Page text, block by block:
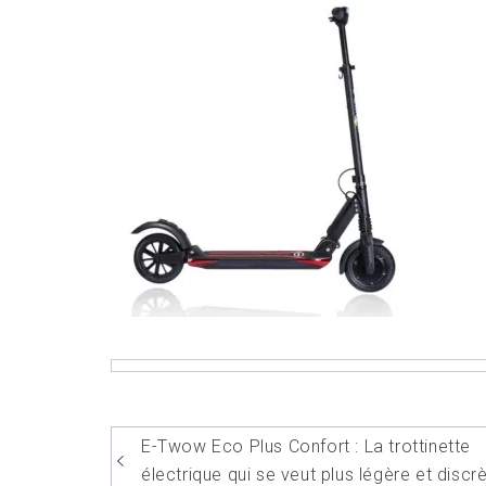
Navigation
E-Twow Eco Plus Confort : La trottinette
électrique qui se veut plus légère et